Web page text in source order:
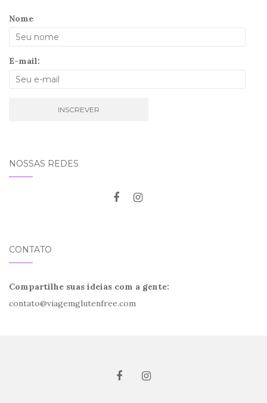
Nome
E-mail:
NOSSAS REDES
CONTATO
Compartilhe suas ideias com a gente:
contato@viagemglutenfree.com